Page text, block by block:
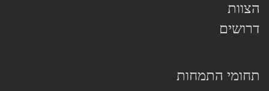
הצוות
דרושים
תחומי התמחות